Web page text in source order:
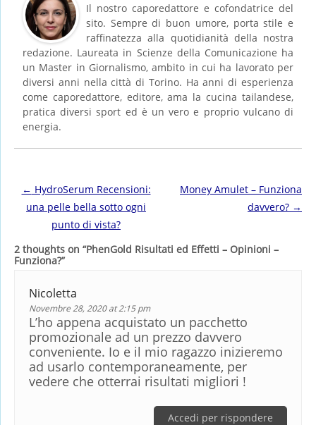
Il nostro caporedattore e cofondatrice del
sito. Sempre di buon umore, porta stile e
raffinatezza alla quotidianità della nostra
redazione. Laureata in Scienze della Comunicazione ha
un Master in Giornalismo, ambito in cui ha lavorato per
diversi anni nella città di Torino. Ha anni di esperienza
come caporedattore, editore, ama la cucina tailandese,
pratica diversi sport ed è un vero e proprio vulcano di
energia.
Post navigation
← HydroSerum Recensioni:
una pelle bella sotto ogni
punto di vista?
Money Amulet – Funziona
davvero? →
2 thoughts on “PhenGold Risultati ed Effetti – Opinioni –
Funziona?”
Nicoletta
Novembre 28, 2020 at 2:15 pm
L’ho appena acquistato un pacchetto
promozionale ad un prezzo davvero
conveniente. Io e il mio ragazzo inizieremo
ad usarlo contemporaneamente, per
vedere che otterrai risultati migliori !
Accedi per rispondere